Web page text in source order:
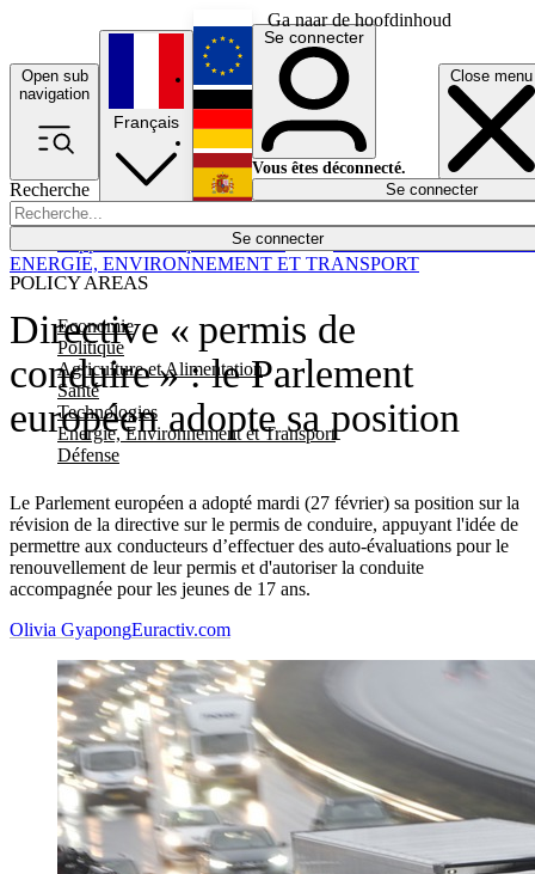
Ga naar de hoofdinhoud
Open sub
navigation
Close menu
Recherche
Se connecter
POLICY AREAS
Economie
Politique
Agriculture et Alimentation
Santé
Technologies
Energie, Environnement et Transport
Défense
Économie
Français
English
Deutsch
Español
Se connecter
Vous êtes déconnecté.
Se connecter
Directive « permis de
conduire » : le Parlement
européen adopte sa position
Le Parlement européen a adopté mardi (27 février) sa position sur la
révision de la directive sur le permis de conduire, appuyant l'idée de
permettre aux conducteurs d’effectuer des auto-évaluations pour le
renouvellement de leur permis et d'autoriser la conduite
accompagnée pour les jeunes de 17 ans.
ENERGIE, ENVIRONNEMENT ET TRANSPORT
Olivia GyapongEuractiv.com